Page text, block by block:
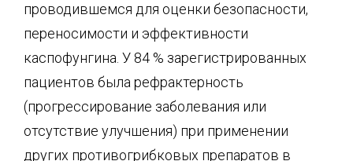
проводившемся для оценки безопасности,
переносимости и эффективности
каспофунгина. У 84 % зарегистрированных
пациентов была рефрактерность
(прогрессирование заболевания или
отсутствие улучшения) при применении
других противогрибковых препаратов в